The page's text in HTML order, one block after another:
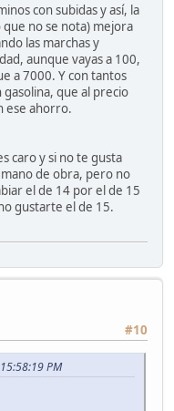
con subidas y así, la
no se nota) mejora
las marchas y
aunque vayas a 100,
a 7000. Y con tantos
que al precio
ese ahorro.
caro y si no te gusta
de obra, pero no
el de 14 por el de 15
gustarte el de 15.
#10
PM